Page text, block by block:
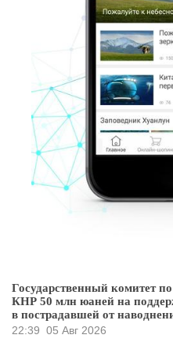
Государственный комитет
КНР 50 млн юаней на
в пострадавшей от
22:39 05 Авг 2026